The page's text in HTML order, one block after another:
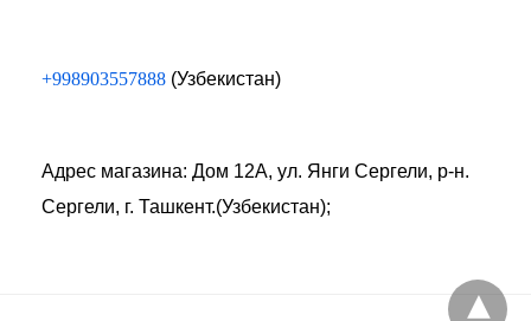
+998903557888 (Узбекистан)
Адрес магазина: Дом 12А, ул. Янги Сергели, р-н.
Сергели, г. Ташкент.(Узбекистан);